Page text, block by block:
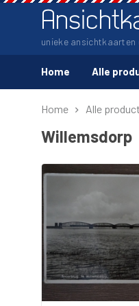
unieke ansichtkaarten
Home Alle
Home Alle
Willemsdorp